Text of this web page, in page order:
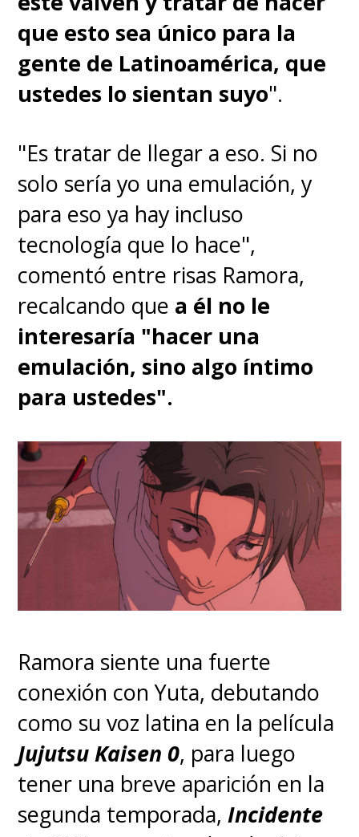
que esto sea único para la
gente de Latinoamérica, que
ustedes lo sientan suyo".
"Es tratar de llegar a eso. Si no
solo sería yo una emulación, y
para eso ya hay incluso
tecnología que lo hace",
comentó entre risas Ramora,
recalcando que a él no le
interesaría "hacer una
emulación, sino algo íntimo
para ustedes".
Ramora siente una fuerte
conexión con Yuta, debutando
como su voz latina en la película
Jujutsu Kaisen 0, para luego
tener una breve aparición en la
segunda temporada,Incidente